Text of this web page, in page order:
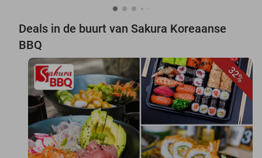
Deals in de buurt van Sakura Koreaanse
BBQ
32%